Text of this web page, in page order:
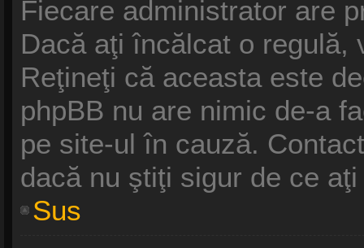
Fiecare administrator are
Dacă aţi încălcat o regulă,
Reţineţi că aceasta este
phpBB nu are nimic de-a
pe site-ul în cauză.
dacă nu ştiţi sigur de ce
Sus